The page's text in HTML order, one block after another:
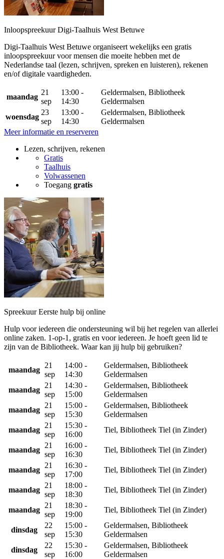
Inloopspreekuur Digi-Taalhuis West Betuwe
Digi-Taalhuis West Betuwe organiseert wekelijks een gratis
inloopspreekuur voor mensen die moeite hebben met de
Nederlandse taal (lezen, schrijven, spreken en luisteren), rekenen
en/of digitale vaardigheden.
maandag
21
sep
13:00 -
14:30
Geldermalsen, Bibliotheek
Geldermalsen
woensdag
23
sep
13:00 -
14:30
Geldermalsen, Bibliotheek
Geldermalsen
Meer informatie en reserveren
Lezen, schrijven, rekenen
Gratis
Taalhuis
Volwassenen
Toegang gratis
Spreekuur Eerste hulp bij online
Hulp voor iedereen die ondersteuning wil bij het regelen van allerlei
online zaken. 1-op-1, gratis en voor iedereen. Je hoeft geen lid te
zijn van de Bibliotheek. Waar kan jij hulp bij gebruiken?
maandag
21
sep
14:00 -
14:30
Geldermalsen, Bibliotheek
Geldermalsen
maandag
21
sep
14:30 -
15:00
Geldermalsen, Bibliotheek
Geldermalsen
maandag
21
sep
15:00 -
15:30
Geldermalsen, Bibliotheek
Geldermalsen
maandag
21
sep
15:30 -
16:00
Tiel, Bibliotheek Tiel (in Zinder)
maandag
21
sep
16:00 -
16:30
Tiel, Bibliotheek Tiel (in Zinder)
maandag
21
sep
16:30 -
17:00
Tiel, Bibliotheek Tiel (in Zinder)
maandag
21
sep
18:00 -
18:30
Tiel, Bibliotheek Tiel (in Zinder)
maandag
21
sep
18:30 -
19:00
Tiel, Bibliotheek Tiel (in Zinder)
dinsdag
22
sep
15:00 -
15:30
Geldermalsen, Bibliotheek
Geldermalsen
dinsdag
22
sep
15:30 -
16:00
Geldermalsen, Bibliotheek
Geldermalsen